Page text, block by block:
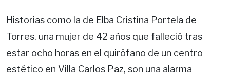
Historias como la de Elba Cristina Portela de
Torres, una mujer de 42 años que falleció tras
estar ocho horas en el quirófano de un centro
estético en Villa Carlos Paz, son una alarma